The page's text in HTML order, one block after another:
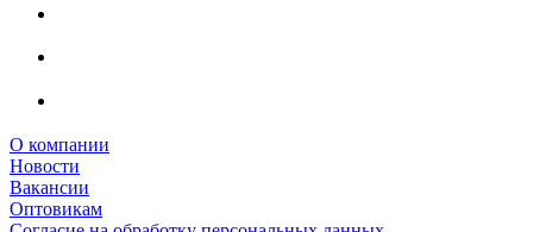
О компании
Новости
Вакансии
Оптовикам